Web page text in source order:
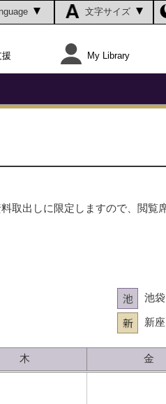
文字サイズ
My Library
取出しに限定しますので、閲覧
池
新
木 金